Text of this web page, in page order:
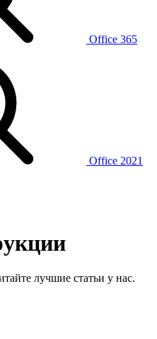
Office 365
Office 2021
лучшие статьи у нас.